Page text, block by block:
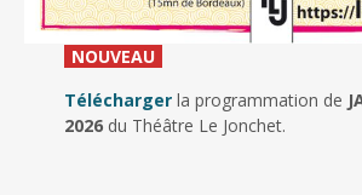
NOUVEAU_
Télécharger la programmation de
2026du Théâtre Le Jonchet.